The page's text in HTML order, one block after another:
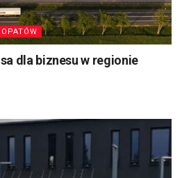
dla biznesu w regionie